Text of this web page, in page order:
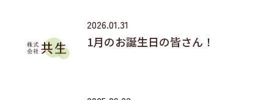
2026.01.31
1月のお誕生日の皆さん！